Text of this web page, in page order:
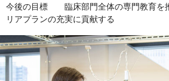
今後の目標 臨床部門全体の専門教育を
リアプランの充実に貢献する